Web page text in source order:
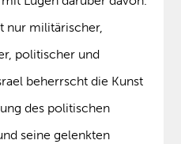
nur militärischer,
politischer und
beherrscht die Kunst
des politischen
seine gelenkten